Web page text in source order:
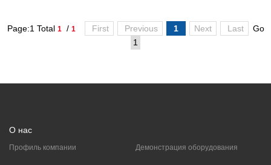
Page:1 Total 1 / 1 First Previous 1 Next Last Go
О нас
Профиль компании Демонстрация оборудования